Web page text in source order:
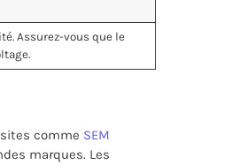
Assurez-vous que le
comme SEM
marques. Les